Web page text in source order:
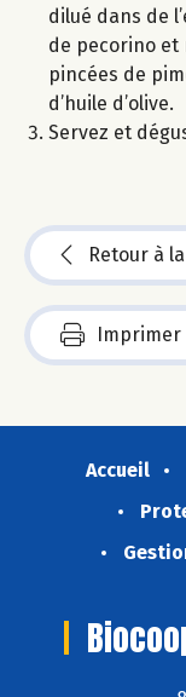
dilué dans de
de pecorino et
pincées de
d’huile d’olive.
Servez et
Retour à
Imprimer
Accueil